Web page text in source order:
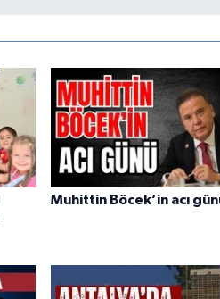
Muhittin Böcek’in acı